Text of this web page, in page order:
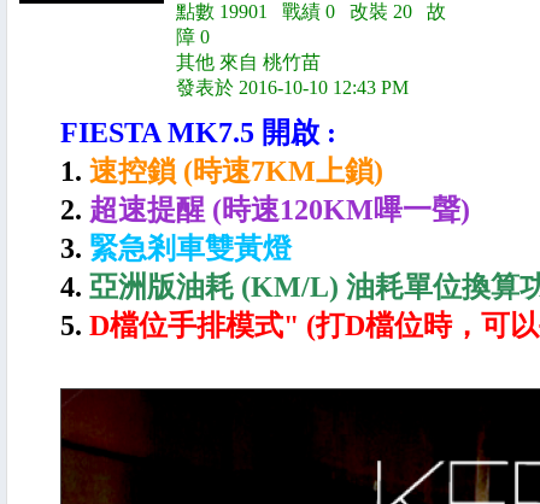
點數 19901 戰績 0 改裝 20 故
障 0
其他 來自 桃竹苗
發表於 2016-10-10 12:43 PM
FIESTA MK7.5 開啟 :
1. 速控鎖 (時速7KM上鎖)
2. 超速提醒 (時速120KM嗶一聲)
3. 緊急剎車雙黃燈
4. 亞洲版油耗 (KM/L) 油耗單位換算
5. D檔位手排模式" (打D檔位時，可